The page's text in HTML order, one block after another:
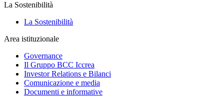
La Sostenibilità
La Sostenibilità
Area istituzionale
Governance
Il Gruppo BCC Iccrea
Investor Relations e Bilanci
Comunicazione e media
Documenti e informative